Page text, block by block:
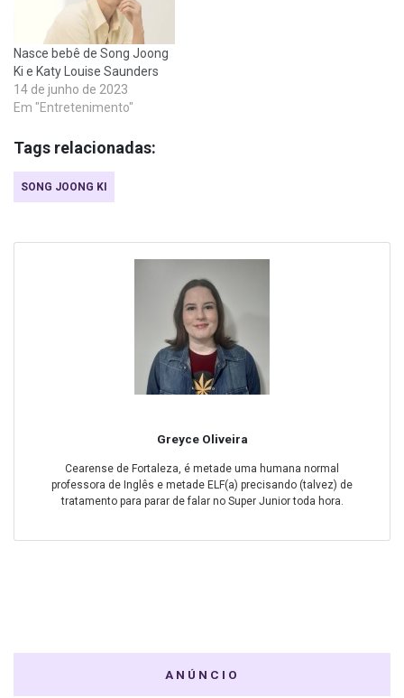
Nasce bebê de Song Joong
Ki e Katy Louise Saunders
14 de junho de 2023
Em "Entretenimento"
Tags relacionadas:
SONG JOONG KI
Greyce Oliveira
Cearense de Fortaleza, é metade uma humana normal
professora de Inglês e metade ELF(a) precisando (talvez) de
tratamento para parar de falar no Super Junior toda hora.
ANÚNCIO